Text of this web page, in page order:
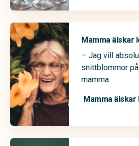
Mamma älskar
– Jag vill
snittblommor
mamma.
Mamma